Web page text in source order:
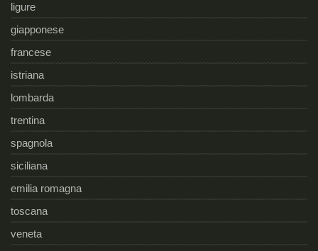
ligure
giapponese
francese
istriana
lombarda
trentina
spagnola
siciliana
emilia romagna
toscana
veneta